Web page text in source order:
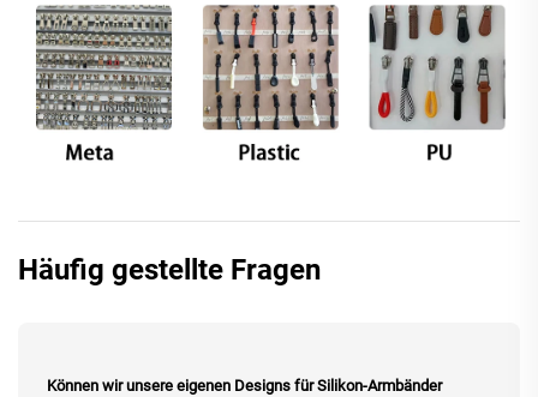
Häufig gestellte Fragen
Können wir unsere eigenen Designs für Silikon-Armbänder